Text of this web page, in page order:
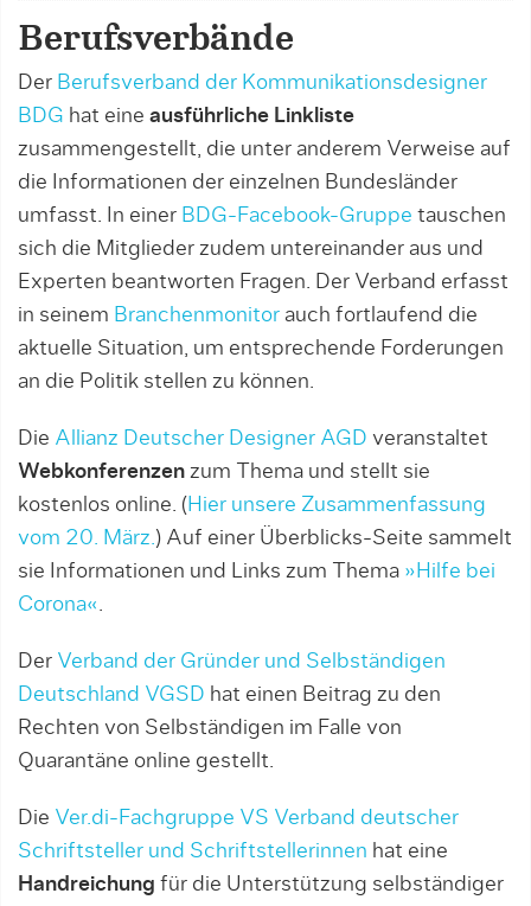
Berufsverbände
Der Berufsverband der Kommunikationsdesigner
BDG hat eine ausführliche Linkliste
zusammengestellt, die unter anderem Verweise auf
die Informationen der einzelnen Bundesländer
umfasst. In einer BDG-Facebook-Gruppe tauschen
sich die Mitglieder zudem untereinander aus und
Experten beantworten Fragen. Der Verband erfasst
in seinem Branchenmonitor auch fortlaufend die
aktuelle Situation, um entsprechende Forderungen
an die Politik stellen zu können.
Die Allianz Deutscher Designer AGD veranstaltet
Webkonferenzen zum Thema und stellt sie
kostenlos online. ( Hier unsere Zusammenfassung
vom 20. März.) Auf einer Überblicks-Seite sammelt
sie Informationen und Links zum Thema »Hilfe bei
Corona«.
Der Verband der Gründer und Selbständigen
Deutschland VGSD hat einen Beitrag zu den
Rechten von Selbständigen im Falle von
Quarantäne online gestellt.
Die Ver.di-Fachgruppe VS Verband deutscher
Schriftsteller und Schriftstellerinnen hat eine
Handreichung für die Unterstützung selbständiger